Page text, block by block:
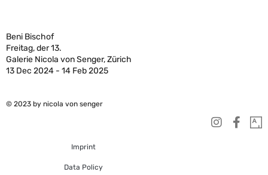
Beni Bischof
Freitag, der 13.
Galerie Nicola von Senger, Zürich
13 Dec 2024 - 14 Feb 2025
© 2023 by nicola von senger
Imprint
Data Policy